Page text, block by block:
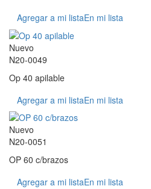
Agregar a mi listaEn mi lista
Nuevo
N20-0049
Op 40 apilable
Agregar a mi listaEn mi lista
Nuevo
N20-0051
OP 60 c/brazos
Agregar a mi listaEn mi lista